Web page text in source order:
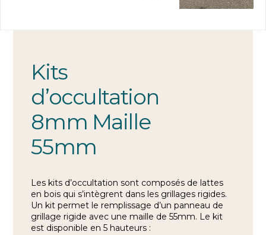
Kits
d’occultation
8mm Maille
55mm
Les kits d’occultation sont composés de lattes
en bois qui s’intègrent dans les grillages rigides.
Un kit permet le remplissage d’un panneau de
grillage rigide avec une maille de 55mm. Le kit
est disponible en 5 hauteurs :